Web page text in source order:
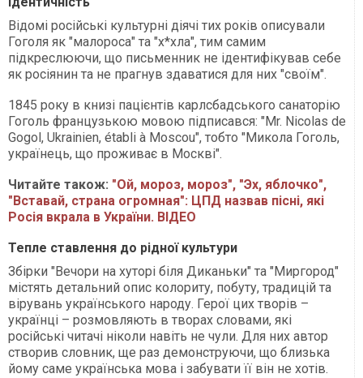
Відомі російські культурні діячі тих років описували
Гоголя як "малороса" та "х*хла", тим самим
підкреслюючи, що письменник не ідентифікував себе
як росіянин та не прагнув здаватися для них "своїм".
1845 року в книзі пацієнтів карлсбадського санаторію
Гоголь французькою мовою підписався: "Mr. Nicolas de
Gogol, Ukrainien, établi à Moscou", тобто "Микола Гоголь,
українець, що проживає в Москві".
Читайте також: "Ой, мороз, мороз", "Эх, яблочко",
"Вставай, страна огромная": ЦПД назвав пісні, які
Росія вкрала в України. ВІДЕО
Тепле ставлення до рідної культури
Збірки "Вечори на хуторі біля Диканьки" та "Миргород"
містять детальний опис колориту, побуту, традицій та
вірувань українського народу. Герої цих творів –
українці – розмовляють в творах словами, які
російські читачі ніколи навіть не чули. Для них автор
створив словник, ще раз демонструючи, що близька
йому саме українська мова і забувати її він не хотів.